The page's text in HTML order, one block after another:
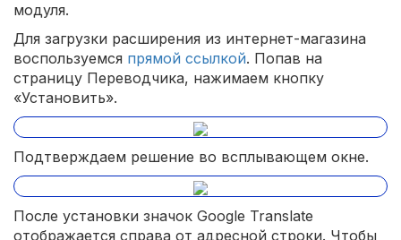
модуля.
Для загрузки расширения из интернет-магазина
воспользуемся прямой ссылкой. Попав на
страницу Переводчика, нажимаем кнопку
«Установить».
Подтверждаем решение во всплывающем окне.
После установки значок Google Translate
отображается справа от адресной строки. Чтобы